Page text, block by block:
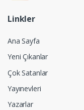
Linkler
Ana Sayfa
Yeni Çıkanlar
Çok Satanlar
Yayınevleri
Yazarlar